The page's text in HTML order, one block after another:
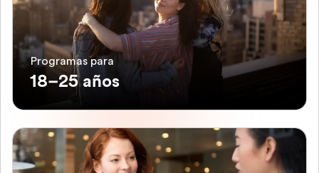
Programas para
18–25 años